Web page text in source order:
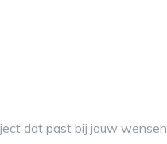
dat past bij jouw wensen